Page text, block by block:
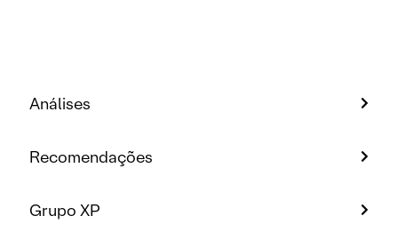
Análises
Recomendações
Grupo XP